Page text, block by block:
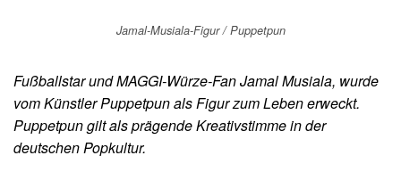
Jamal-Musiala-Figur / Puppetpun
Fußballstar und MAGGI-Würze-Fan Jamal Musiala, wurde
vom Künstler Puppetpun als Figur zum Leben erweckt.
Puppetpun gilt als prägende Kreativstimme in der
deutschen Popkultur.